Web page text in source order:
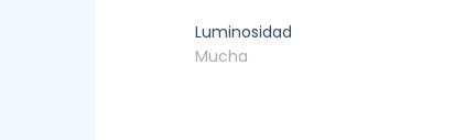
Luminosidad
Mucha